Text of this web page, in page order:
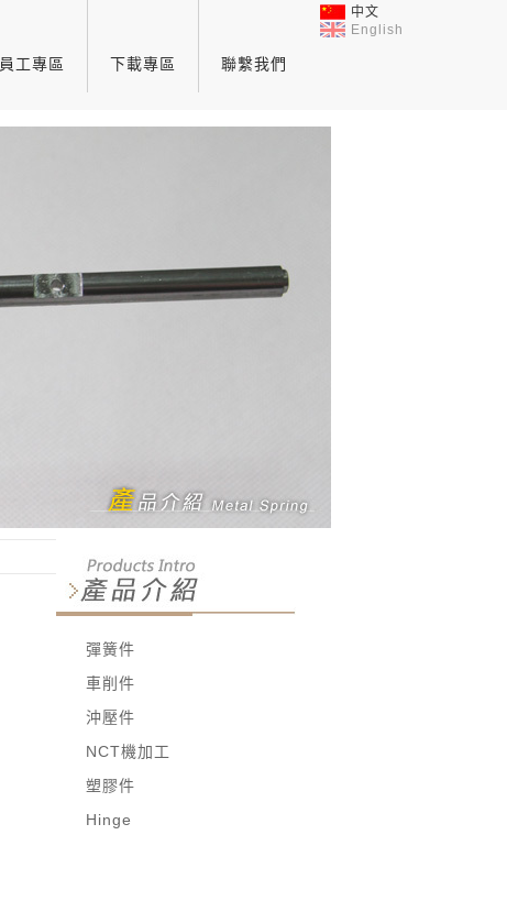
中文
English
員工專區 下載專區 聯繫我們
彈簧件
車削件
沖壓件
NCT機加工
塑膠件
Hinge